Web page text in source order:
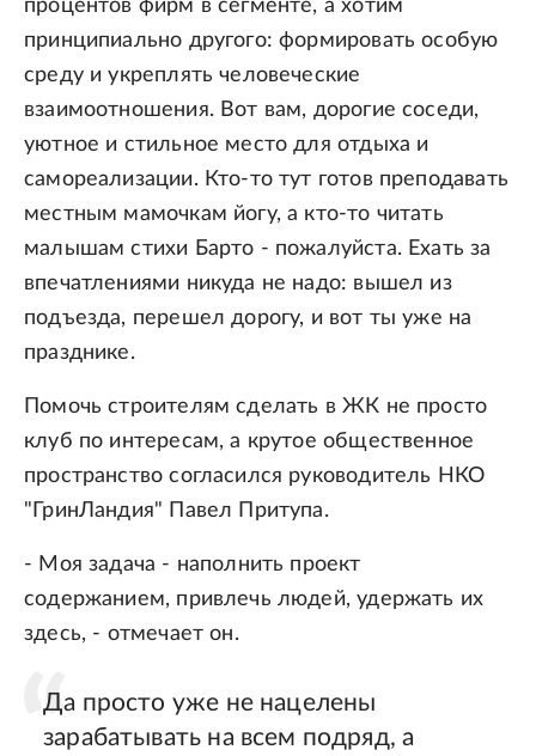
процентов фирм в сегменте, а хотим
принципиально другого: формировать особую
среду и укреплять человеческие
взаимоотношения. Вот вам, дорогие соседи,
уютное и стильное место для отдыха и
самореализации. Кто-то тут готов преподавать
местным мамочкам йогу, а кто-то читать
малышам стихи Барто - пожалуйста. Ехать за
впечатлениями никуда не надо: вышел из
подъезда, перешел дорогу, и вот ты уже на
празднике.
Помочь строителям сделать в ЖК не просто
клуб по интересам, а крутое общественное
пространство согласился руководитель НКО
"ГринЛандия" Павел Притупа.
- Моя задача - наполнить проект
содержанием, привлечь людей, удержать их
здесь, - отмечает он.
Да просто уже не нацелены
зарабатывать на всем подряд, а